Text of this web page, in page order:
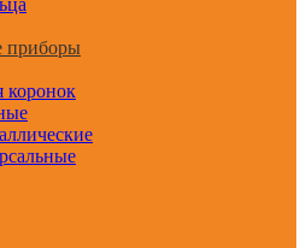
приборы
коронок